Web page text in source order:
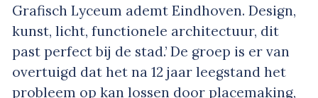
Grafisch Lyceum ademt Eindhoven. Design,
kunst, licht, functionele architectuur, dit
past perfect bij de stad.’ De groep is er van
overtuigd dat het na 12 jaar leegstand het
probleem op kan lossen door placemaking,